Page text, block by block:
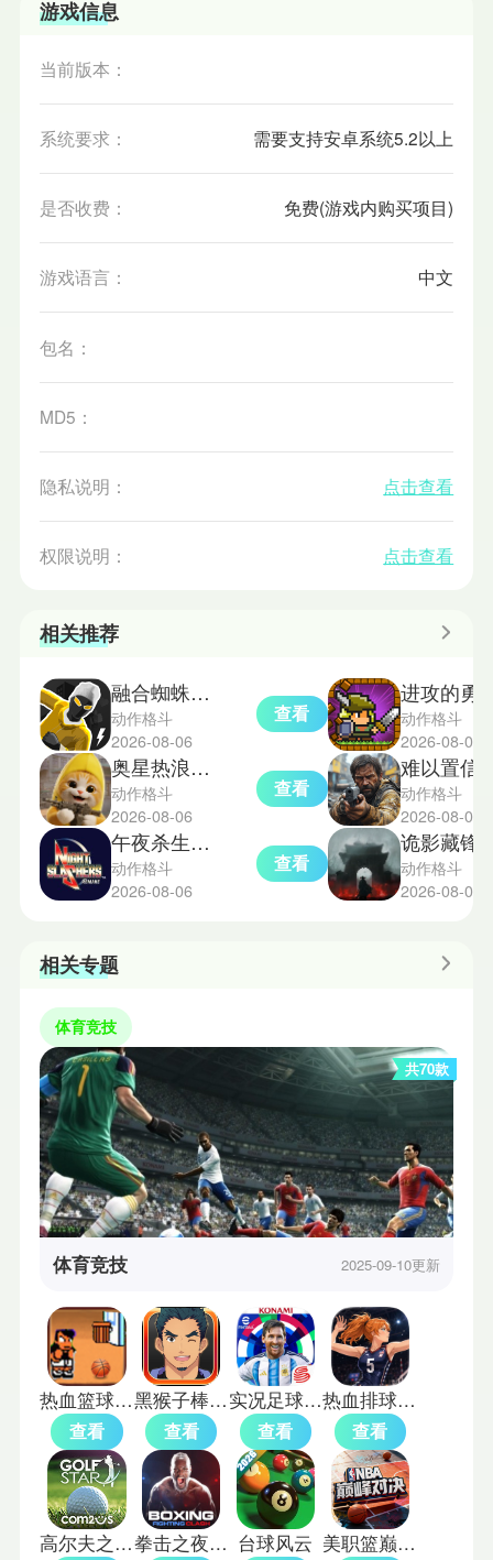
游戏信息
当前版本：
系统要求： 需要支持安卓系统5.2以上
是否收费： 免费(游戏内购买项目)
游戏语言： 中文
包名：
MD5：
隐私说明： 点击查看
权限说明： 点击查看
相关推荐
融合蜘蛛侠模组版
动作格斗
2026-08-06
查看
奥星热浪测试服
动作格斗
2026-08-06
查看
午夜杀生重制版
动作格斗
2026-08-06
查看
动作格斗
2026-08-06
动作格斗
2026-08-06
动作格斗
2026-08-06
相关专题
体育竞技
共70款
体育竞技 2025-09-10更新
热血篮球手机版
查看
黑猴子棒球汉化版
查看
实况足球网易版
查看
热血排球少女mod版
查看
高尔夫之星手机版 拳击之夜4中文版 台球风云 美职篮巅峰对决4399版